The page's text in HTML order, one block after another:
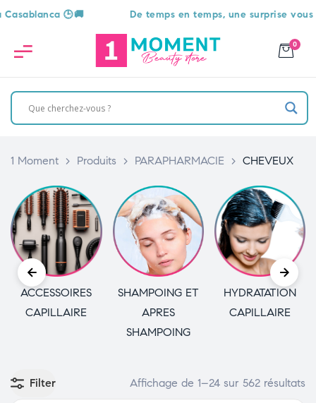
De temps en temps, une surprise vous attend 🎁
0
1 Moment > Produits > PARAPHARMACIE > CHEVEUX
SHAMPOING ET
SHAMPOING
HYDRATATION
CAPILLAIRE
Filter Affichage de 1–24 sur 562 résultats